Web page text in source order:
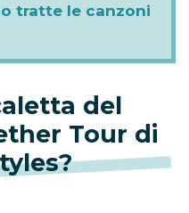
tratte le canzoni
del
Tour di